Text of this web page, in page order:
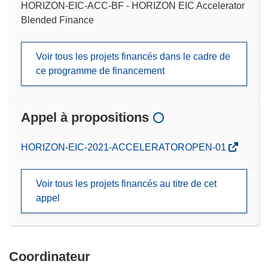
HORIZON-EIC-ACC-BF - HORIZON EIC Accelerator
Blended Finance
Voir tous les projets financés dans le cadre de
ce programme de financement
Appel à propositions
(s’ouvre
nouvelle
fenêtre)
HORIZON-EIC-2021-ACCELERATOROPEN-01
Voir tous les projets financés au titre de cet
appel
Coordinateur